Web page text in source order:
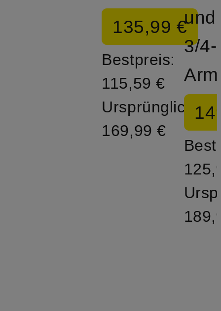
135,99 €
Bestpreis:
115,59 €
Ursprünglich:
169,99 €
und
3/4-
Arm